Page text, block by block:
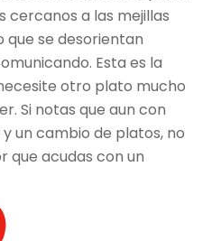
cercanos a las mejillas
que se desorientan
Esta es la
otro plato mucho
Si notas que aun con
un cambio de platos, no
que acudas con un